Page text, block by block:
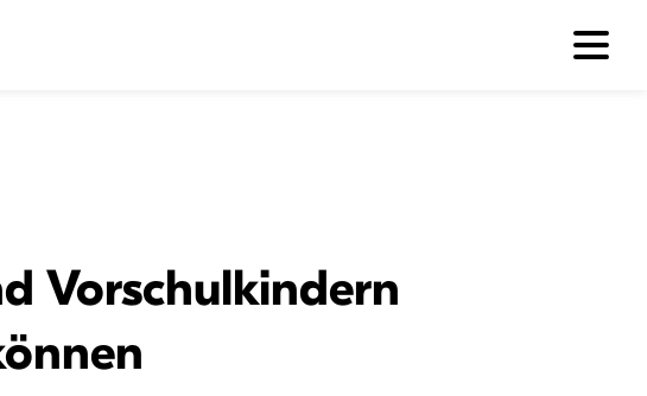
Vorschulkindern